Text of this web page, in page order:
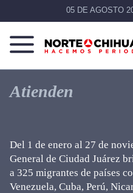
05 DE AGOSTO
Norte
De
Chihuahua
Más
que
noticias,
Atienden
Del 1 de enero al 27 de
General de Ciudad Juárez
a 325 migrantes de países
Venezuela, Cuba, Perú,